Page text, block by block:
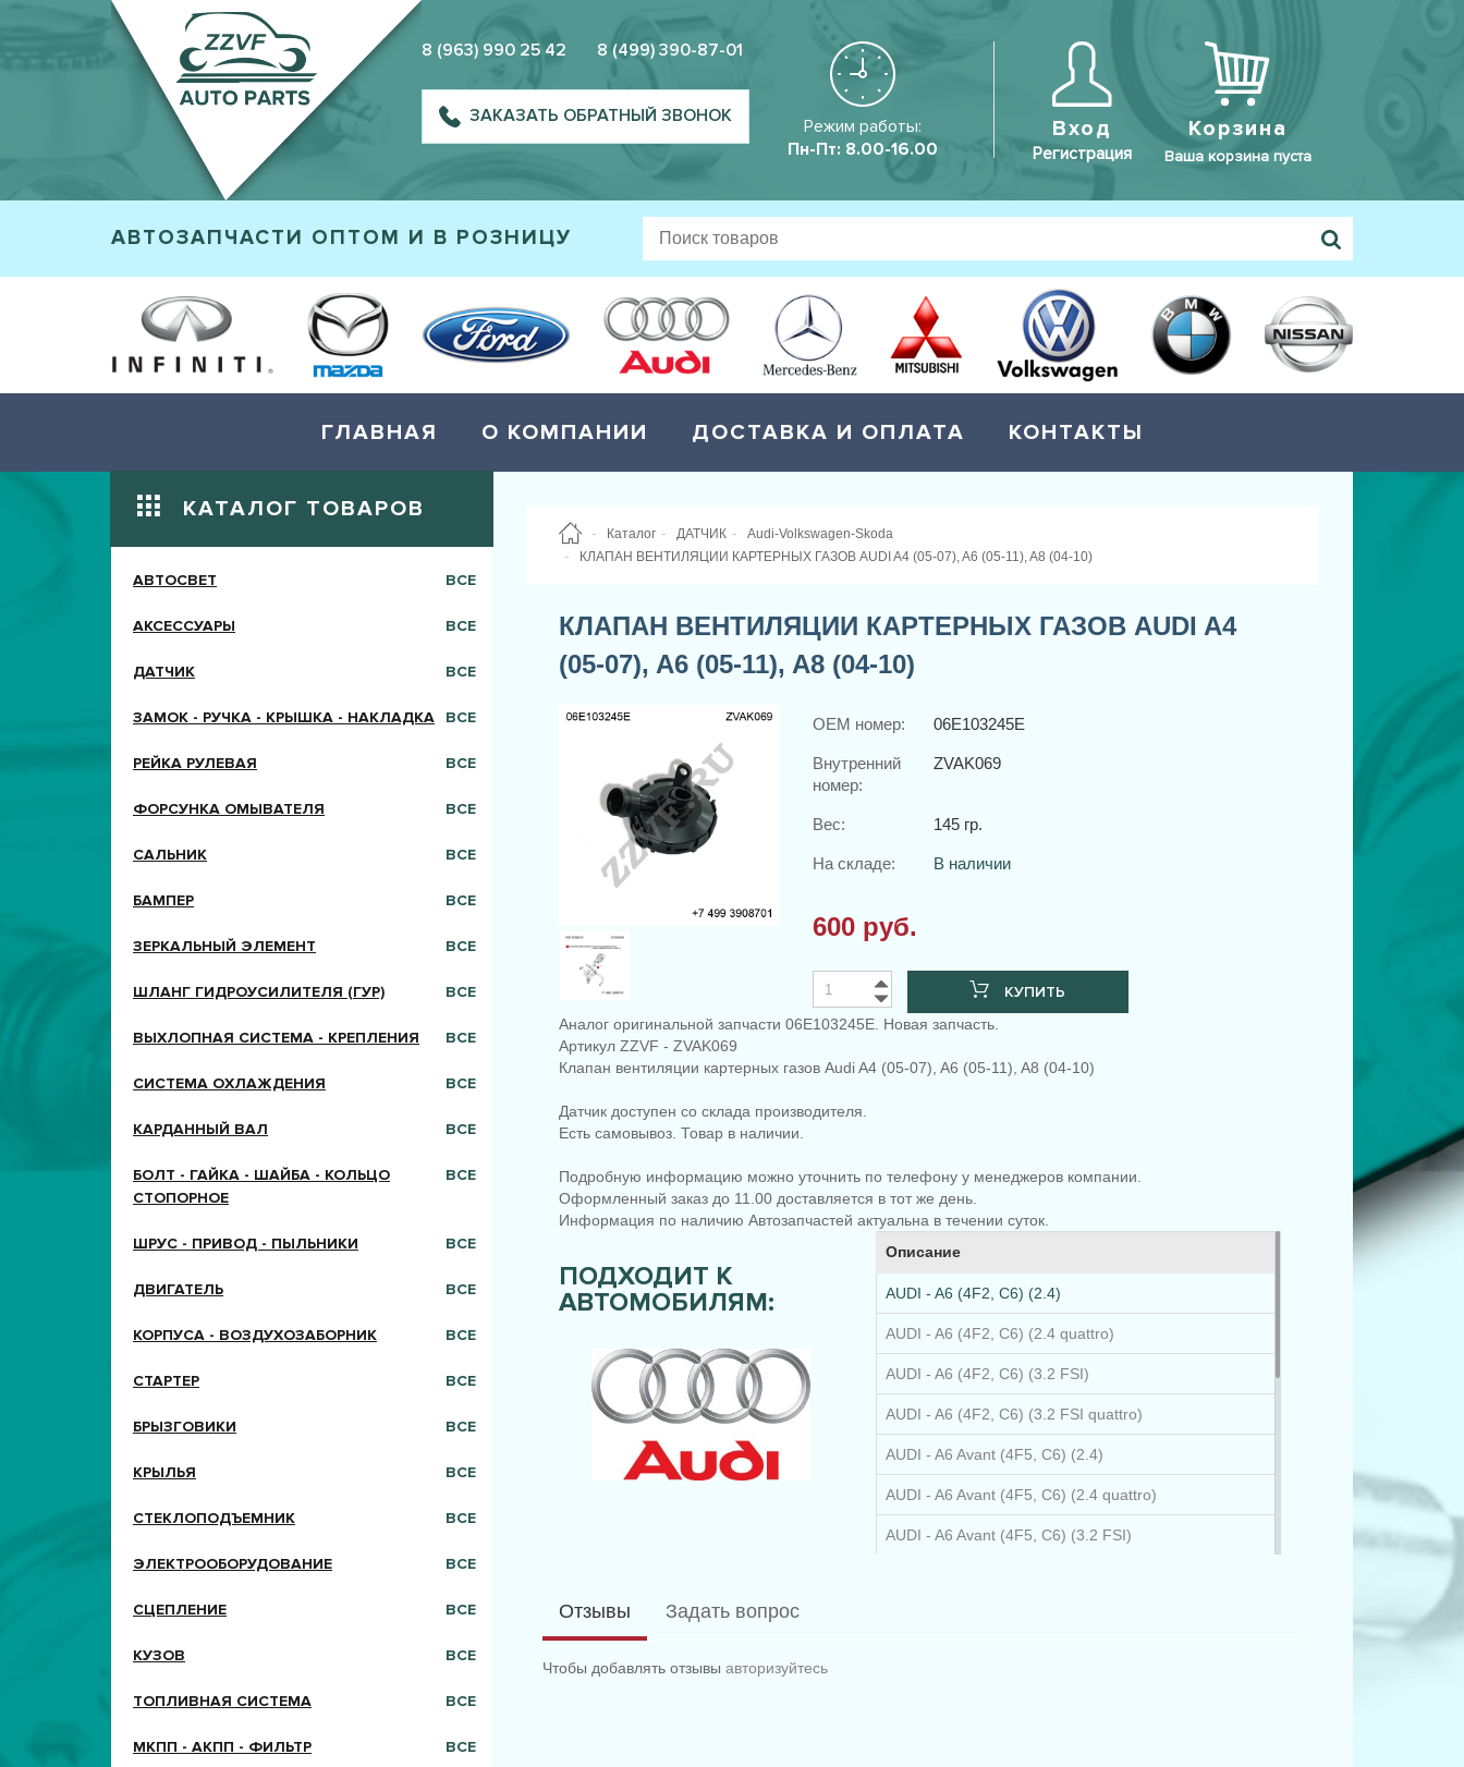
8 (963) 990 25 42 8 (499) 390-87-01
ЗАКАЗАТЬ ОБРАТНЫЙ ЗВОНОК
Режим работы:
Пн-Пт: 8.00-16.00
Вход
Регистрация
Корзина
Ваша корзина пуста
АВТОЗАПЧАСТИ ОПТОМ И В РОЗНИЦУ
ГЛАВНАЯ О КОМПАНИИ ДОСТАВКА И ОПЛАТА КОНТАКТЫ
КАТАЛОГ ТОВАРОВ
ВСЕ
АВТОСВЕТ
ВСЕ
АКСЕССУАРЫ
ВСЕ
ДАТЧИК
ВСЕ
ЗАМОК - РУЧКА - КРЫШКА - НАКЛАДКА
ВСЕ
РЕЙКА РУЛЕВАЯ
ВСЕ
ФОРСУНКА ОМЫВАТЕЛЯ
ВСЕ
САЛЬНИК
ВСЕ
БАМПЕР
ВСЕ
ЗЕРКАЛЬНЫЙ ЭЛЕМЕНТ
ВСЕ
ШЛАНГ ГИДРОУСИЛИТЕЛЯ (ГУР)
ВСЕ
ВЫХЛОПНАЯ СИСТЕМА - КРЕПЛЕНИЯ
ВСЕ
СИСТЕМА ОХЛАЖДЕНИЯ
ВСЕ
КАРДАННЫЙ ВАЛ
ВСЕ
БОЛТ - ГАЙКА - ШАЙБА - КОЛЬЦО
СТОПОРНОЕ
ВСЕ
ШРУС - ПРИВОД - ПЫЛЬНИКИ
ВСЕ
ДВИГАТЕЛЬ
ВСЕ
КОРПУСА - ВОЗДУХОЗАБОРНИК
ВСЕ
СТАРТЕР
ВСЕ
БРЫЗГОВИКИ
ВСЕ
КРЫЛЬЯ
ВСЕ
СТЕКЛОПОДЪЕМНИК
ВСЕ
ЭЛЕКТРООБОРУДОВАНИЕ
ВСЕ
СЦЕПЛЕНИЕ
ВСЕ
КУЗОВ
ВСЕ
ТОПЛИВНАЯ СИСТЕМА
ВСЕ
МКПП - АКПП - ФИЛЬТР
Каталог ДАТЧИК
Audi-Volkswagen-Skoda
КЛАПАН ВЕНТИЛЯЦИИ КАРТЕРНЫХ ГАЗОВ AUDI A4 (05-07), A6 (05-11), A8 (04-10)
КЛАПАН ВЕНТИЛЯЦИИ КАРТЕРНЫХ ГАЗОВ AUDI A4
(05-07), A6 (05-11), A8 (04-10)
OEM номер: 06E103245E
Внутренний
номер:
ZVAK069
Вес: 145 гр.
На складе: В наличии
600 руб.
КУПИТЬ
Аналог оригинальной запчасти 06E103245E. Новая запчасть.
Артикул ZZVF - ZVAK069
Клапан вентиляции картерных газов Audi A4 (05-07), A6 (05-11), A8 (04-10)
Датчик доступен со склада производителя.
Есть самовывоз. Товар в наличии.
Подробную информацию можно уточнить по телефону у менеджеров компании.
Оформленный заказ до 11.00 доставляется в тот же день.
Информация по наличию Автозапчастей актуальна в течении суток.
ПОДХОДИТ К
АВТОМОБИЛЯМ:
Описание
AUDI - A6 (4F2, C6) (2.4)
AUDI - A6 (4F2, C6) (2.4 quattro)
AUDI - A6 (4F2, C6) (3.2 FSI)
AUDI - A6 (4F2, C6) (3.2 FSI quattro)
AUDI - A6 Avant (4F5, C6) (2.4)
AUDI - A6 Avant (4F5, C6) (2.4 quattro)
AUDI - A6 Avant (4F5, C6) (3.2 FSI)
Отзывы Задать вопрос
Чтобы добавлять отзывы авторизуйтесь